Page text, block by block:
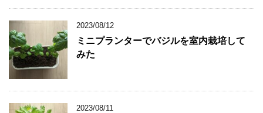
2023/08/12
ミニプランターでバジルを室内栽培して
みた
2023/08/11